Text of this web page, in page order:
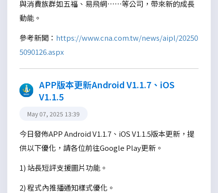
與消費族群如五福、易飛網……等公司，帶來新的成長
動能。
參考新聞： https://www.cna.com.tw/news/aipl/20250
5090126.aspx
APP版本更新Android V1.1.7、iOS
V1.1.5
May 07, 2025 13:39
今日發佈APP Android V1.1.7、iOS V1.1.5版本更新，提
供以下優化，請各位前往Google Play更新。
1) 站長短評支援圖片功能。
2) 程式內推播通知樣式優化。